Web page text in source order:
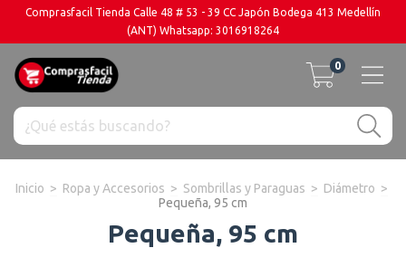
Comprasfacil Tienda Calle 48 # 53 - 39 CC Japón Bodega 413 Medellín
(ANT) Whatsapp: 3016918264
0
Inicio > Ropa y Accesorios > Sombrillas y Paraguas > Diámetro >
Pequeña, 95 cm
Pequeña, 95 cm